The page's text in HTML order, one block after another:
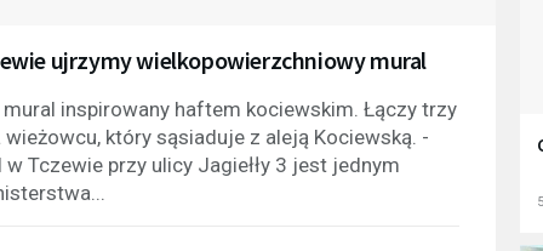
ujrzymy wielkopowierzchniowy mural
inspirowany haftem kociewskim. Łączy trzy
który sąsiaduje z aleją Kociewską. -
Tczewie przy ulicy Jagiełły 3 jest jednym